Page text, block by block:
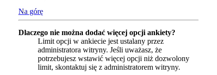
Na górę
Dlaczego nie można dodać więcej opcji ankiety?
Limit opcji w ankiecie jest ustalany przez
administratora witryny. Jeśli uważasz, że
potrzebujesz wstawić więcej opcji niż dozwolony
limit, skontaktuj się z administratorem witryny.